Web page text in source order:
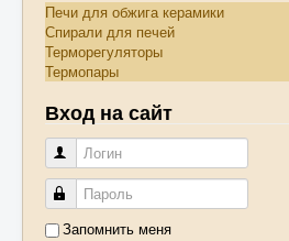
Статьи
ГОСТы и ОСТы
Книги
Оплата
Доставка
Муфельная печь своими руками
Печи для обжига керамики
Спирали для печей
Терморегуляторы
Термопары
Вход на сайт
Логин
Пароль
Запомнить меня